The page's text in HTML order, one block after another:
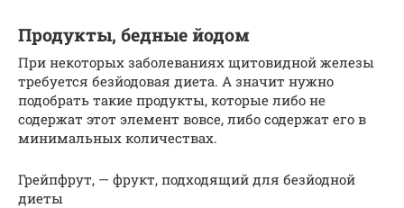
Продукты, бедные йодом
При некоторых заболеваниях щитовидной железы
требуется безйодовая диета. А значит нужно
подобрать такие продукты, которые либо не
содержат этот элемент вовсе, либо содержат его в
минимальных количествах.
Грейпфрут, — фрукт, подходящий для безйодной
диеты